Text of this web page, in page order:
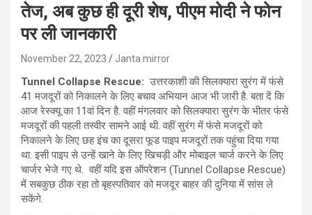
तेज, अब कुछ ही दूरी शेष, पीएम मोदी ने फोन
पर ली जानकारी
November 22, 2023 Janta mirror
Tunnel Collapse Rescue: उत्तरकाशी की सिलक्यारा सुरंग में फंसे
41 मजदूरों को निकालने के लिए बचाव अभियान आज भी जारी है. बता दें कि
आज रेस्‍क्यू का 11वां दिन है. वहीं मंगलवार को सिलक्यारा सुरंग के भीतर फंसे
मजदूरों की पहली तस्वीर सामने आई थी. वहीं सुरंग में फंसे मजदूरों को
निकालने के लिए छह इंच का दूसरा फूड पाइप मजदूरों तक पहुंचा दिया गया
था. इसी पाइप से उन्हें खाने के लिए खिचड़ी और मोबाइल चार्ज करने के लिए
चार्जर भेजे गए थे. वहीं यदि इस ऑपरेशन (Tunnel Collapse Rescue)
में सबकुछ ठीक रहा तो बृहस्पतिवार को मजदूर बाहर की दुनिया में सांस ले
सकेंगे.